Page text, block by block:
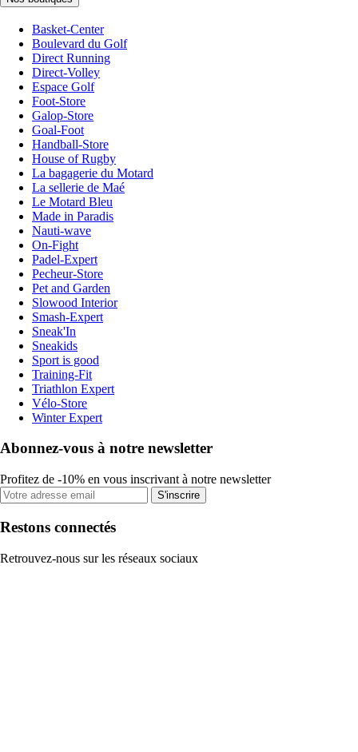
Basket-Center
Boulevard du Golf
Direct Running
Direct-Volley
Espace Golf
Foot-Store
Galop-Store
Goal-Foot
Handball-Store
House of Rugby
La bagagerie du Motard
La sellerie de Maé
Le Motard Bleu
Made in Paradis
Nauti-wave
On-Fight
Padel-Expert
Pecheur-Store
Pet and Garden
Slowood Interior
Smash-Expert
Sneak'In
Sneakids
Sport is good
Training-Fit
Triathlon Expert
Vélo-Store
Winter Expert
Abonnez-vous à notre newsletter
Profitez de -10% en vous inscrivant à notre newsletter
S'inscrire
Restons connectés
Retrouvez-nous sur les réseaux sociaux